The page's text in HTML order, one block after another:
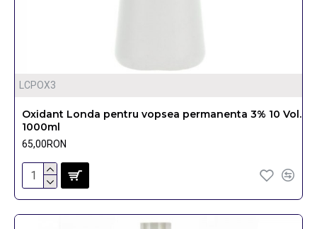
LCPOX3
Oxidant Londa pentru vopsea permanenta 3% 10 Vol.
1000ml
65,00RON